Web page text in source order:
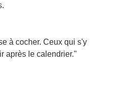
à cocher. Ceux qui s'y
après le calendrier."